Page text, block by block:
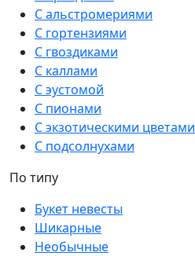
С альстромериями
С гортензиями
С гвоздиками
С каллами
С эустомой
С пионами
С экзотическими цветами
С подсолнухами
По типу
Букет невесты
Шикарные
Необычные